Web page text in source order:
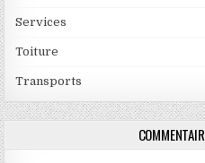
Services
Toiture
Transports